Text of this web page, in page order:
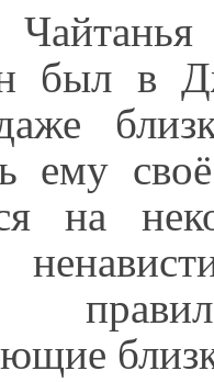
был в
ему
на